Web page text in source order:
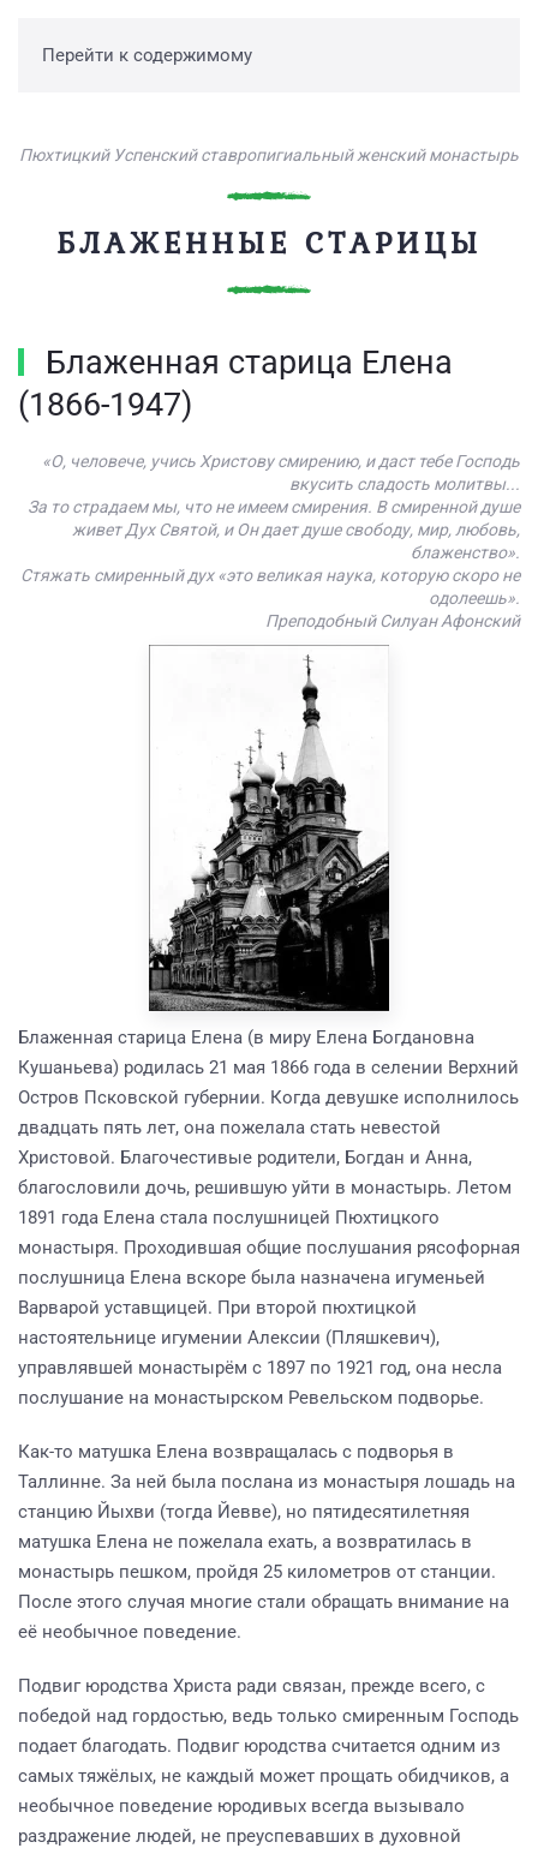
Перейти к содержимому
Пюхтицкий Успенский ставропигиальный женский монастырь
БЛАЖЕННЫЕ СТАРИЦЫ
Блаженная старица Елена
(1866-1947)
«О, человече, учись Христову смирению, и даст тебе Господь
вкусить сладость молитвы...
За то страдаем мы, что не имеем смирения. В смиренной душе
живет Дух Святой, и Он дает душе свободу, мир, любовь,
блаженство».
Стяжать смиренный дух «это великая наука, которую скоро не
одолеешь».
Преподобный Силуан Афонский
Блаженная старица Елена (в миру Елена Богдановна
Кушаньева) родилась 21 мая 1866 года в селении Верхний
Остров Псковской губернии. Когда девушке исполнилось
двадцать пять лет, она пожелала стать невестой
Христовой. Благочестивые родители, Богдан и Анна,
благословили дочь, решившую уйти в монастырь. Летом
1891 года Елена стала послушницей Пюхтицкого
монастыря. Проходившая общие послушания рясофорная
послушница Елена вскоре была назначена игуменьей
Варварой уставщицей. При второй пюхтицкой
настоятельнице игумении Алексии (Пляшкевич),
управлявшей монастырём с 1897 по 1921 год, она несла
послушание на монастырском Ревельском подворье.
Как-то матушка Елена возвращалась с подворья в
Таллинне. За ней была послана из монастыря лошадь на
станцию Йыхви (тогда Йевве), но пятидесятилетняя
матушка Елена не пожелала ехать, а возвратилась в
монастырь пешком, пройдя 25 километров от станции.
После этого случая многие стали обращать внимание на
её необычное поведение.
Подвиг юродства Христа ради связан, прежде всего, с
победой над гордостью, ведь только смиренным Господь
подает благодать. Подвиг юродства считается одним из
самых тяжёлых, не каждый может прощать обидчиков, а
необычное поведение юродивых всегда вызывало
раздражение людей, не преуспевавших в духовной